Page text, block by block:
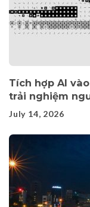
Tích hợp AI
trải nghiệm
July 14, 2026